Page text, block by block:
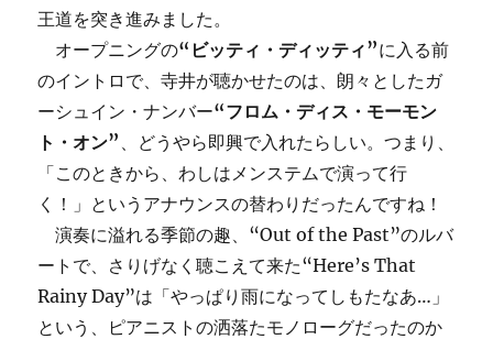
王道を突き進みました。
オープニングの“ビッティ・ディッティ”に入る前
のイントロで、寺井が聴かせたのは、朗々としたガ
ーシュイン・ナンバー“フロム・ディス・モーモン
ト・オン” 、どうやら即興で入れたらしい。つまり、
「このときから、わしはメンステムで演って行
く！」というアナウンスの替わりだったんですね！
演奏に溢れる季節の趣、“Out of the Past”のルバ
ートで、さりげなく聴こえて来た“Here’s That
Rainy Day”は「やっぱり雨になってしもたなあ…」
という、ピアニストの洒落たモノローグだったのか